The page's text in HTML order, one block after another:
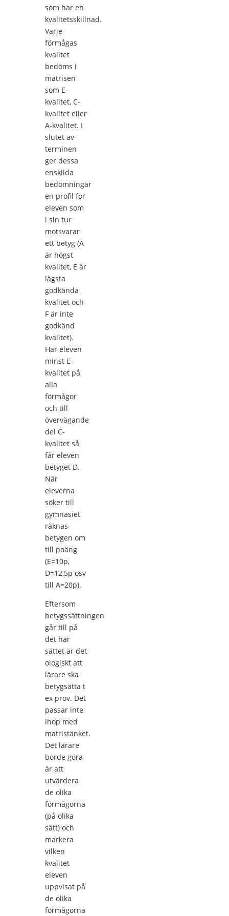
som har en
kvalitetsskillnad.
Varje
förmågas
kvalitet
bedöms i
matrisen
som E-
kvalitet, C-
kvalitet eller
A-kvalitet. I
slutet av
terminen
ger dessa
enskilda
bedömningar
en profil för
eleven som
i sin tur
motsvarar
ett betyg (A
är högst
kvalitet, E är
lägsta
godkända
kvalitet och
F är inte
godkänd
kvalitet).
Har eleven
minst E-
kvalitet på
alla
förmågor
och till
övervägande
del C-
kvalitet så
får eleven
betyget D.
När
eleverna
söker till
gymnasiet
räknas
betygen om
till poäng
(E=10p,
D=12,5p osv
till A=20p).
Eftersom
betygssättningen
går till på
det här
sättet är det
ologiskt att
lärare ska
betygsätta t
ex prov. Det
passar inte
ihop med
matristänket.
Det lärare
borde göra
är att
utvärdera
de olika
förmågorna
(på olika
sätt) och
markera
vilken
kvalitet
eleven
uppvisat på
de olika
förmågorna